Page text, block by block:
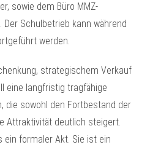
sowie dem Büro MMZ-
Schulbetrieb kann während
werden.
strategischem Verkauf
eine langfristig tragfähige
die sowohl den Fortbestand der
Attraktivität deutlich steigert.
ein formaler Akt. Sie ist ein